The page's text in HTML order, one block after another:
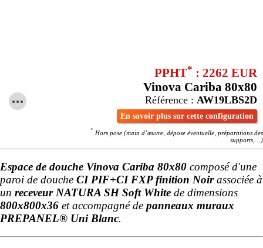
PPHT* : 2262 EUR
Vinova Cariba 80x80
Référence : AW19LBS2D
En savoir plus sur cette configuration
* Hors pose (main d’œuvre, dépose éventuelle, préparations des
supports,…)
Espace de douche Vinova Cariba 80x80 composé d'une
paroi de douche CI PIF+CI FXP finition Noirassociée à
un receveur NATURA SH Soft White de dimensions
800x800x36 et accompagné de panneaux muraux
PREPANEL® Uni Blanc.